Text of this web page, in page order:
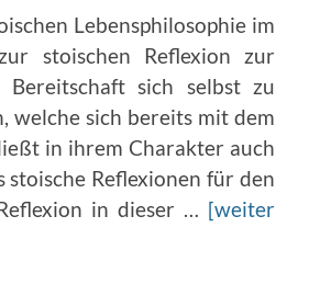
Lebensphilosophie im
stoischen Reflexion zur
sich selbst zu
welche sich bereits mit dem
in ihrem Charakter auch
Reflexionen für den
in dieser … [weiter